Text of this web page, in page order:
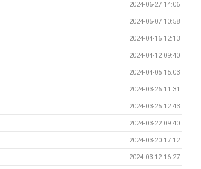
2024-06-27 14:06
2024-05-07 10:58
2024-04-16 12:13
2024-04-12 09:40
2024-04-05 15:03
2024-03-26 11:31
2024-03-25 12:43
2024-03-22 09:40
2024-03-20 17:12
2024-03-12 16:27